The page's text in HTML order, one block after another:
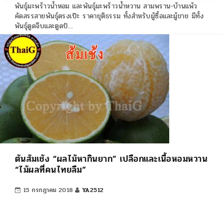
พันธุ์มะพร้าวน้ำหอม และพันธุ์มะพร้าวน้ำหวาน สามพราน-บ้านแพ้ว
คัดสรรสายพันธุ์ตรงเป๊ะ ราคายุติธรรม ทั้งสำหรับผู้ซื้อและผู้ขาย มีทั้ง
พันธุ์ตูดจีบและตูดป้…
ต้นส้มเช้ง “ผลไม้หากินยาก” เปลือกและเนื้อหอมหวาน
“ไม้ผลที่คนไทยลืม”
15 กรกฎาคม 2018 YA2512